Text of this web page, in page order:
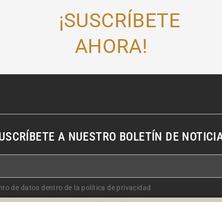
¡SUSCRÍBETE
AHORA!
A NUESTRO BOLETÍN DE
de datos dentro de la política de privacidad